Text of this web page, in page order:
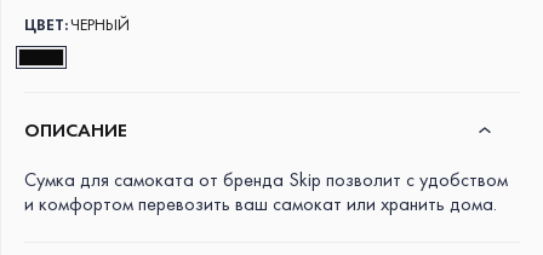
ЦВЕТ:ЧЕРНЫЙ
ОПИСАНИЕ
Сумка для самоката от бренда Skip позволит с удобством
и комфортом перевозить ваш самокат или хранить дома.